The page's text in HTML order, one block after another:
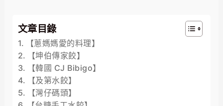
文章目錄
【蔥媽媽愛的料理】
【坤伯傳家餃】
【韓國 CJ Bibigo】
【及第水餃】
【灣仔碼頭】